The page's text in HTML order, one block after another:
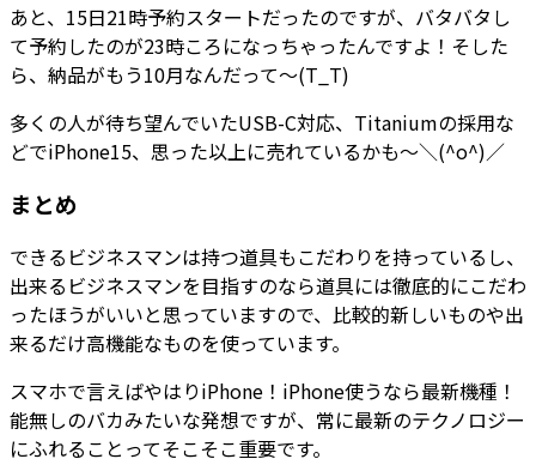
あと、15日21時予約スタートだったのですが、バタバタし
て予約したのが23時ころになっちゃったんですよ！そした
ら、納品がもう10月なんだって～(T_T)
多くの人が待ち望んでいたUSB-C対応、Titaniumの採用な
どでiPhone15、思った以上に売れているかも～＼(^o^)／
まとめ
できるビジネスマンは持つ道具もこだわりを持っているし、
出来るビジネスマンを目指すのなら道具には徹底的にこだわ
ったほうがいいと思っていますので、比較的新しいものや出
来るだけ高機能なものを使っています。
スマホで言えばやはりiPhone！iPhone使うなら最新機種！
能無しのバカみたいな発想ですが、常に最新のテクノロジー
にふれることってそこそこ重要です。